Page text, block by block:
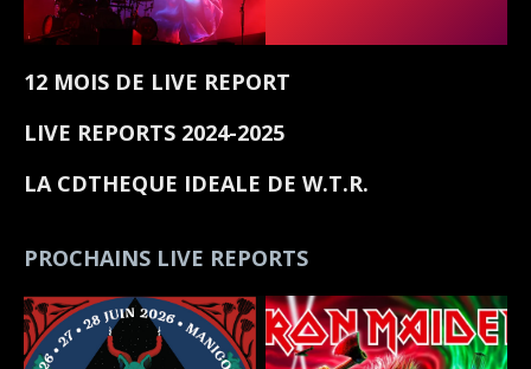
12 MOIS DE LIVE REPORT
LIVE REPORTS 2024-2025
LA CDTHEQUE IDEALE DE W.T.R.
PROCHAINS LIVE REPORTS